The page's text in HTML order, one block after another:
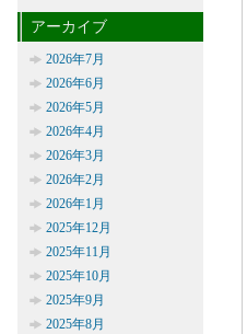
アーカイブ
2026年7月
2026年6月
2026年5月
2026年4月
2026年3月
2026年2月
2026年1月
2025年12月
2025年11月
2025年10月
2025年9月
2025年8月